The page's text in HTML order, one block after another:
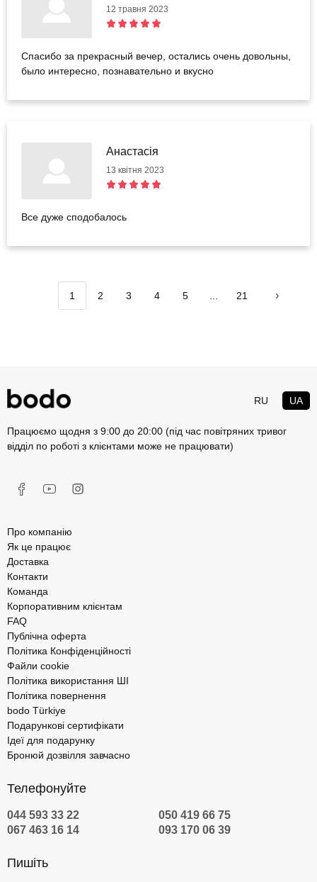
12 травня 2023
Спасибо за прекрасный вечер, остались очень довольны,
было интересно, познавательно и вкусно
Анастасія
13 квітня 2023
Все дуже сподобалось
1 2 3 4 5 21
RU UA
Працюємо щодня з 9:00 до 20:00 (під час повітряних тривог
відділ по роботі з клієнтами може не працювати)
Про компанію
Як це працює
Доставка
Контакти
Команда
Корпоративним клієнтам
FAQ
Публічна оферта
Політика Конфіденційності
Файли cookie
Політика використання ШІ
Політика повернення
bodo Türkiye
Подарункові сертифікати
Ідеї для подарунку
Бронюй дозвілля завчасно
Телефонуйте
044 593 33 22
050 419 66 75
067 463 16 14
093 170 06 39
Пишіть